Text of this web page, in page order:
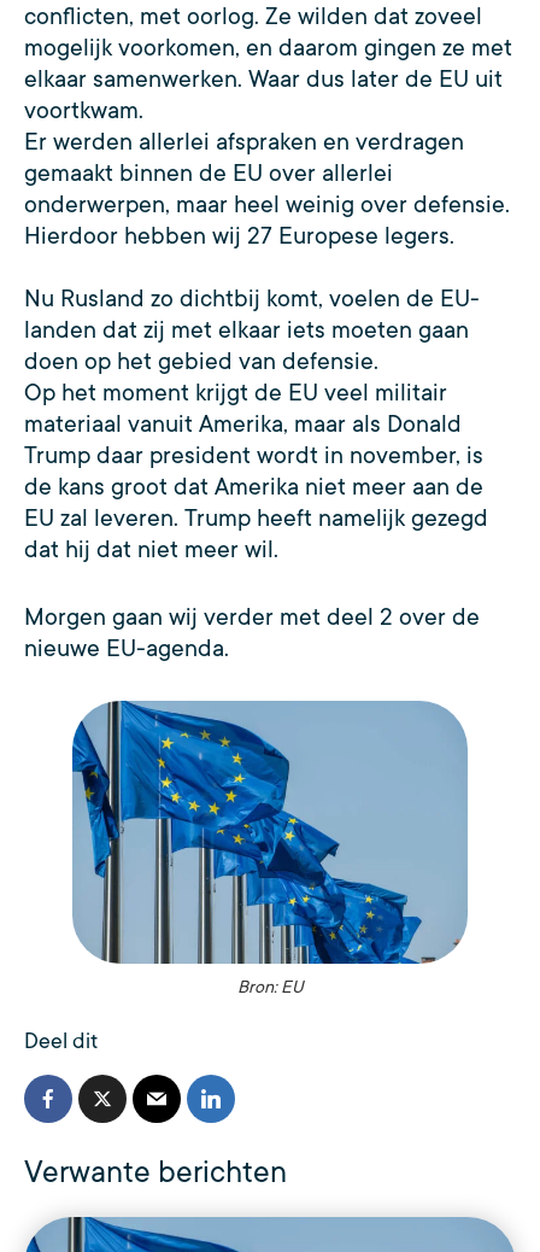
conflicten, met oorlog. Ze wilden dat zoveel
mogelijk voorkomen, en daarom gingen ze met
elkaar samenwerken. Waar dus later de EU uit
voortkwam.
Er werden allerlei afspraken en verdragen
gemaakt binnen de EU over allerlei
onderwerpen, maar heel weinig over defensie.
Hierdoor hebben wij 27 Europese legers.
Nu Rusland zo dichtbij komt, voelen de EU-
landen dat zij met elkaar iets moeten gaan
doen op het gebied van defensie.
Op het moment krijgt de EU veel militair
materiaal vanuit Amerika, maar als Donald
Trump daar president wordt in november, is
de kans groot dat Amerika niet meer aan de
EU zal leveren. Trump heeft namelijk gezegd
dat hij dat niet meer wil.
Morgen gaan wij verder met deel 2 over de
nieuwe EU-agenda.
Bron: EU
Deel dit
Verwante berichten